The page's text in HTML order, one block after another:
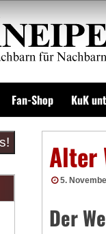
Fan-Shop KuK
Alter
5.
Der